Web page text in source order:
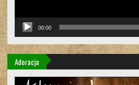
00:00
Adoracja